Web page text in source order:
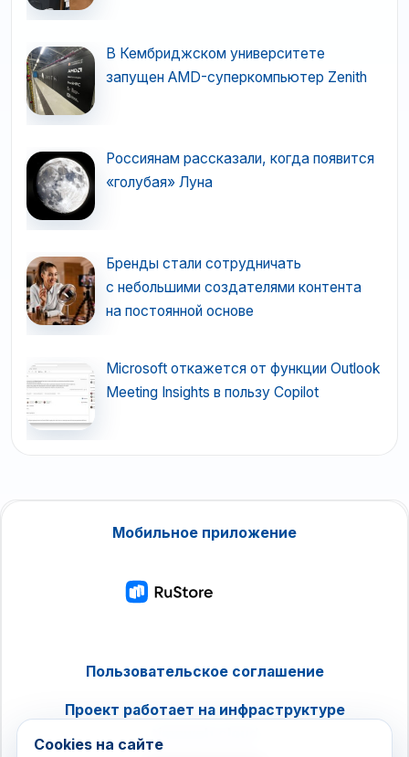
В Кембриджском университете
запущен AMD-суперкомпьютер Zenith
Россиянам рассказали, когда появится
«голубая» Луна
Бренды стали сотрудничать
с небольшими создателями контента
на постоянной основе
Microsoft откажется от функции Outlook
Meeting Insights в пользу Copilot
Мобильное приложение
Пользовательское соглашение
Проект работает на инфраструктуре
Cookies на сайте